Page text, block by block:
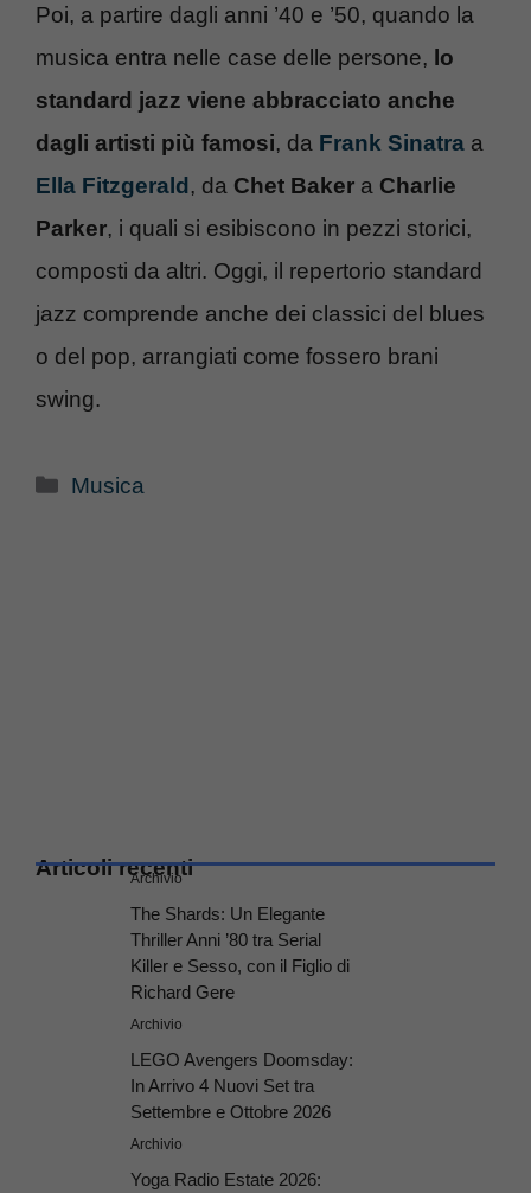
Poi, a partire dagli anni ’40 e ’50, quando la
musica entra nelle case delle persone, lo
standard jazz viene abbracciato anche
dagli artisti più famosi, da Frank Sinatra a
Ella Fitzgerald, da Chet Baker a Charlie
Parker, i quali si esibiscono in pezzi storici,
composti da altri. Oggi, il repertorio standard
jazz comprende anche dei classici del blues
o del pop, arrangiati come fossero brani
swing.
Categorie
Musica
Articoli recenti
Archivio
The Shards: Un Elegante
Thriller Anni ’80 tra Serial
Killer e Sesso, con il Figlio di
Richard Gere
Archivio
LEGO Avengers Doomsday:
In Arrivo 4 Nuovi Set tra
Settembre e Ottobre 2026
Archivio
Yoga Radio Estate 2026: